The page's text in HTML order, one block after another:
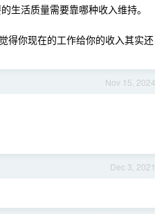
生活质量需要靠哪种收入维持。
得你现在的工作给你的收入其实还
Nov 15, 2024
Dec 3, 2021